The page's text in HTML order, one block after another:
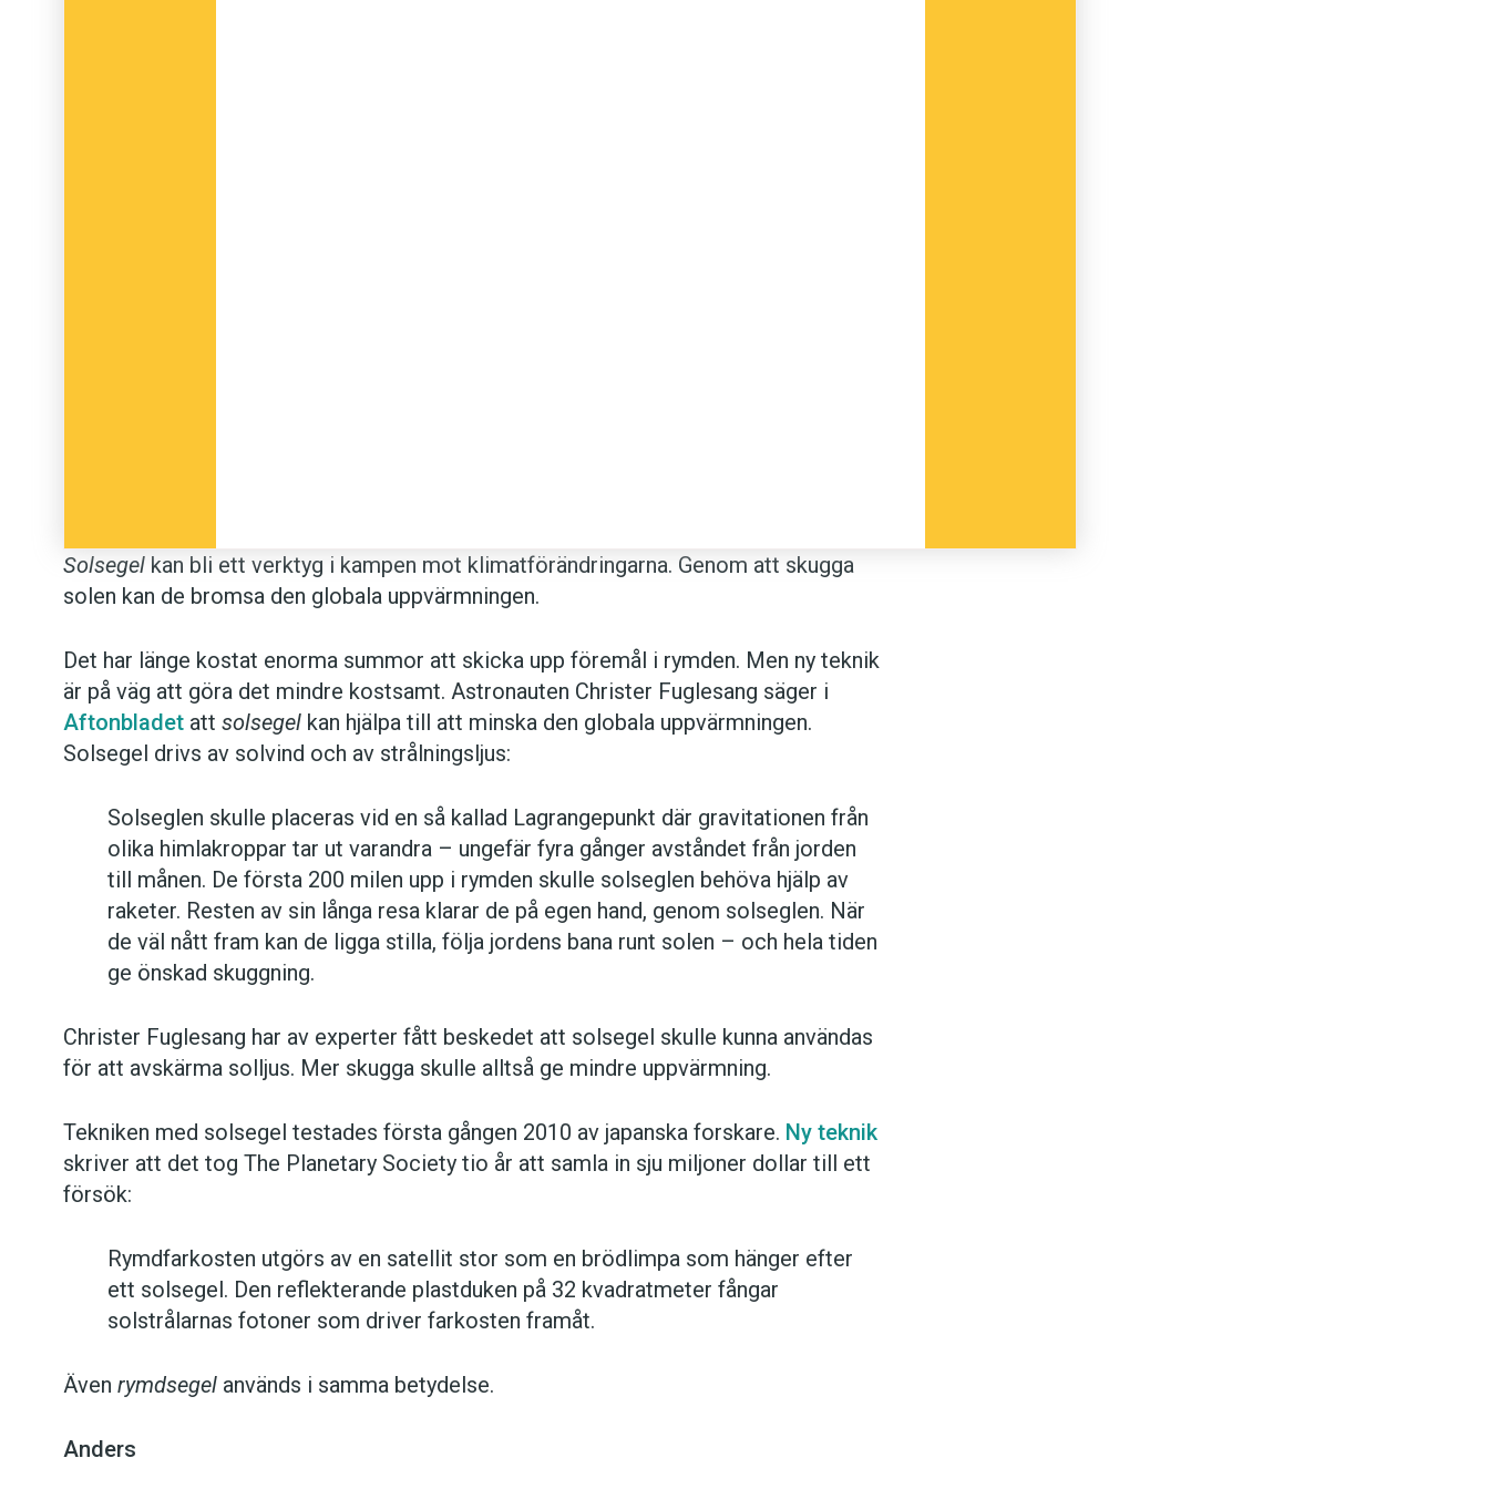
Solsegel kan bli ett verktyg i kampen mot klimatförändringarna. Genom att skugga
solen kan de bromsa den globala uppvärmningen.
Det har länge kostat enorma summor att skicka upp föremål i rymden. Men ny teknik
är på väg att göra det mindre kostsamt. Astronauten Christer Fuglesang säger i
Aftonbladet att solsegel kan hjälpa till att minska den globala uppvärmningen.
Solsegel drivs av solvind och av strålningsljus:
Solseglen skulle placeras vid en så kallad Lagrangepunkt där gravitationen från
olika himlakroppar tar ut varandra – ungefär fyra gånger avståndet från jorden
till månen. De första 200 milen upp i rymden skulle solseglen behöva hjälp av
raketer. Resten av sin långa resa klarar de på egen hand, genom solseglen. När
de väl nått fram kan de ligga stilla, följa jordens bana runt solen – och hela tiden
ge önskad skuggning.
Christer Fuglesang har av experter fått beskedet att solsegel skulle kunna användas
för att avskärma solljus. Mer skugga skulle alltså ge mindre uppvärmning.
Tekniken med solsegel testades första gången 2010 av japanska forskare. Ny teknik
skriver att det tog The Planetary Society tio år att samla in sju miljoner dollar till ett
försök:
Rymdfarkosten utgörs av en satellit stor som en brödlimpa som hänger efter
ett solsegel. Den reflekterande plastduken på 32 kvadratmeter fångar
solstrålarnas fotoner som driver farkosten framåt.
Även rymdsegel används i samma betydelse.
Anders